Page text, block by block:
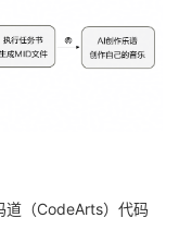
道（CodeArts）代码